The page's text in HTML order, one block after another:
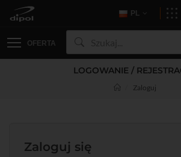
PL
OFERTA
LOGOWANIE /
Zaloguj
Zaloguj się